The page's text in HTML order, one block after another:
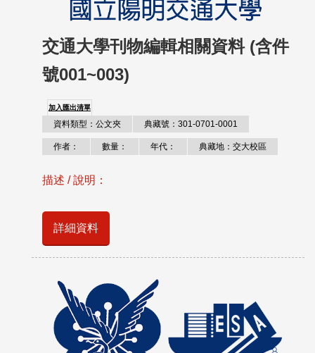
交通大學刊物編輯相關資料 (含件
號001~003)
加入匯出清單
資料類型：公文夾 典藏號：301-0701-0001
作者： 數量： 年代： 典藏地：交大校區
描述 / 說明：
詳細資料